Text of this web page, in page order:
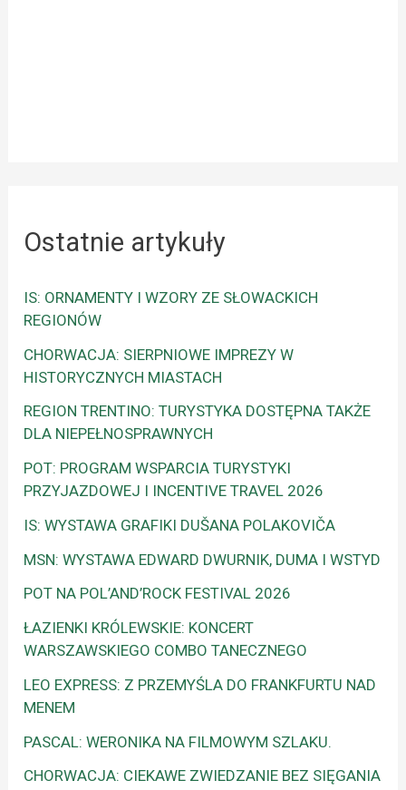
Ostatnie artykuły
IS: ORNAMENTY I WZORY ZE SŁOWACKICH
REGIONÓW
CHORWACJA: SIERPNIOWE IMPREZY W
HISTORYCZNYCH MIASTACH
REGION TRENTINO: TURYSTYKA DOSTĘPNA TAKŻE
DLA NIEPEŁNOSPRAWNYCH
POT: PROGRAM WSPARCIA TURYSTYKI
PRZYJAZDOWEJ I INCENTIVE TRAVEL 2026
IS: WYSTAWA GRAFIKI DUŠANA POLAKOVIČA
MSN: WYSTAWA EDWARD DWURNIK, DUMA I WSTYD
POT NA POL’AND’ROCK FESTIVAL 2026
ŁAZIENKI KRÓLEWSKIE: KONCERT
WARSZAWSKIEGO COMBO TANECZNEGO
LEO EXPRESS: Z PRZEMYŚLA DO FRANKFURTU NAD
MENEM
PASCAL: WERONIKA NA FILMOWYM SZLAKU.
CHORWACJA: CIEKAWE ZWIEDZANIE BEZ SIĘGANIA